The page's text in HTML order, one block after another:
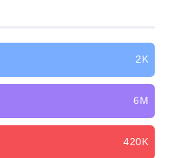
2K
6M
420K